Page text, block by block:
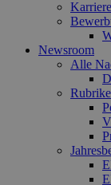
Newsroom
Alle